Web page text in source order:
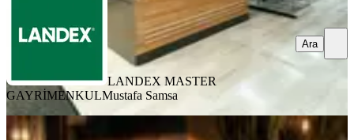
LANDEX MASTER
GAYRİMENKULMustafa Samsa
Ara